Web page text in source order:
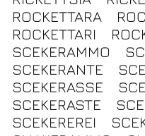
ROCKETTARA
ROCKETTARI
SCEKERAMMO
SCEKERANTE
SCEKERASSE
SCEKERASTE
SCEKEREREI